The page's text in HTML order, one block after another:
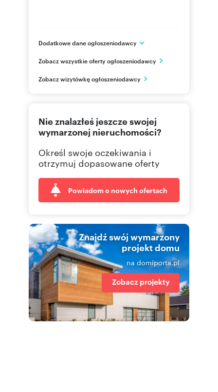
Dodatkowe dane ogłoszeniodawcy
Żukowo
PL
Zobacz wszystkie oferty ogłoszeniodawcy
Zobacz wizytówkę ogłoszeniodawcy
Nie znalazłeś jeszcze swojej
wymarzonej nieruchomości?
Określ swoje oczekiwania i
otrzymuj dopasowane oferty
Powiadom o nowych ofertach
Znajdź swój wymarzony
projekt domu
na domiporta.pl
Zobacz projekty